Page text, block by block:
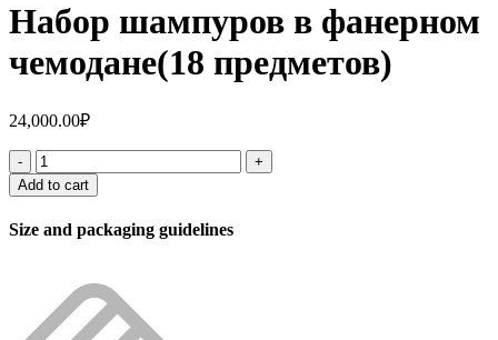
Набор шампуров в фанерном
чемодане(18 предметов)
24,000.00₽
Набор
шампуров
в
чемодане(18
Add to cart
Size and packaging guidelines